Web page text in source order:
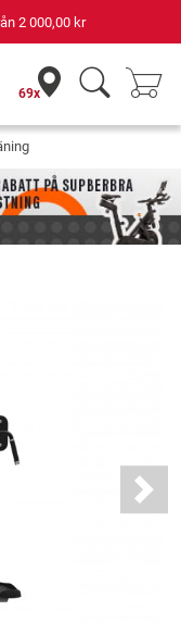
2 000,00 kr
69x
Next